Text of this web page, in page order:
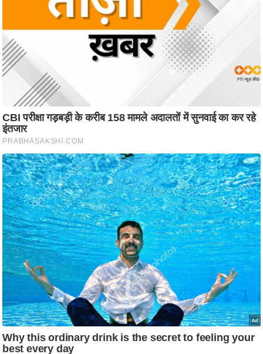
स्तं
भ
ए
आ
र
.
आ
ई
.
चा
य
प
र
स
क्षा
ध
र्म
ज्यो